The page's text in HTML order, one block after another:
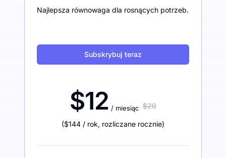
Najlepsza równowaga dla rosnących potrzeb.
Subskrybuj teraz
$12 / miesiąc $20
($144 / rok, rozliczane rocznie)